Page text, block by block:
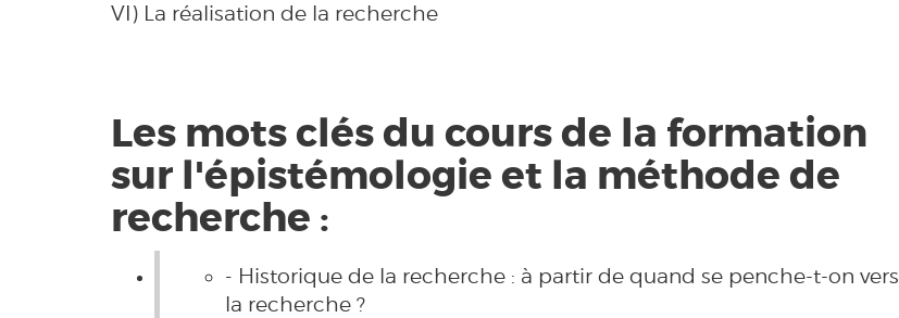
VI) La réalisation de la recherche
Les mots clés du cours de la formation
sur l'épistémologie et la méthode de
recherche :
- Historique de la recherche : à partir de quand se penche-t-on vers
la recherche ?